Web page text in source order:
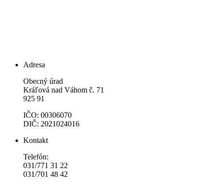
Adresa
Obecný úrad
Kráľová nad Váhom č. 71
925 91
IČO: 00306070
DIČ: 2021024016
Kontakt
Telefón:
031/771 31 22
031/701 48 42